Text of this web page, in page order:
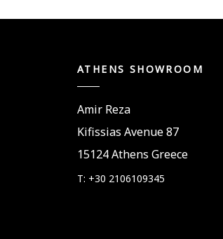
ATHENS SHOWROOM
Amir Reza
Kifissias Avenue 87
15124 Athens Greece
T: +30 2106109345